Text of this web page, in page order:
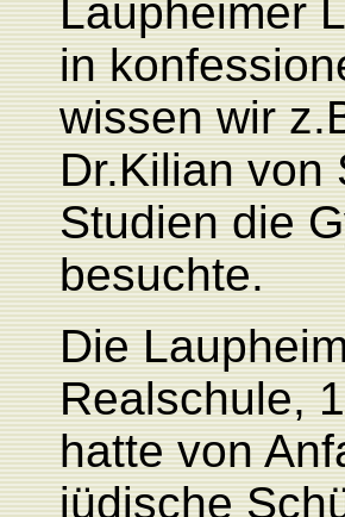
Laupheimer
in
wissen wir
Dr.Kilian von
Studien die
besuchte.
Die
Realschule,
hatte von
jüdische